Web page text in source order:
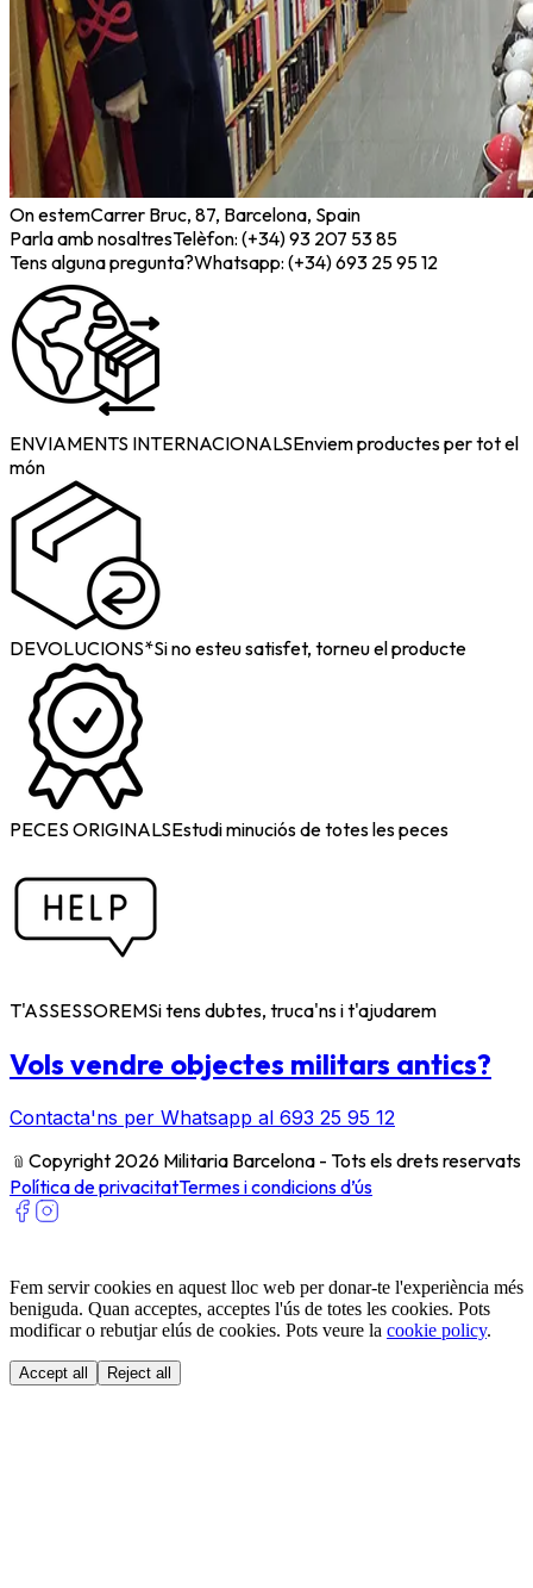
On estemCarrer Bruc, 87, Barcelona, Spain
Parla amb nosaltresTelèfon: (+34) 93 207 53 85
Tens alguna pregunta?Whatsapp: (+34) 693 25 95 12
ENVIAMENTS INTERNACIONALSEnviem productes per tot el
món
DEVOLUCIONS*Si no esteu satisfet, torneu el producte
PECES ORIGINALSEstudi minuciós de totes les peces
T'ASSESSOREMSi tens dubtes, truca'ns i t'ajudarem
Vols vendre objectes militars antics?
Contacta'ns per Whatsapp al 693 25 95 12
﹫ Copyright 2026 Militaria Barcelona - Tots els drets reservats
Política de privacitatTermes i condicions d’ús
Fem servir cookies en aquest lloc web per donar-te l'experiència més
beniguda. Quan acceptes, acceptes l'ús de totes les cookies. Pots
modificar o rebutjar elús de cookies. Pots veure la cookie policy.
Accept all Reject all